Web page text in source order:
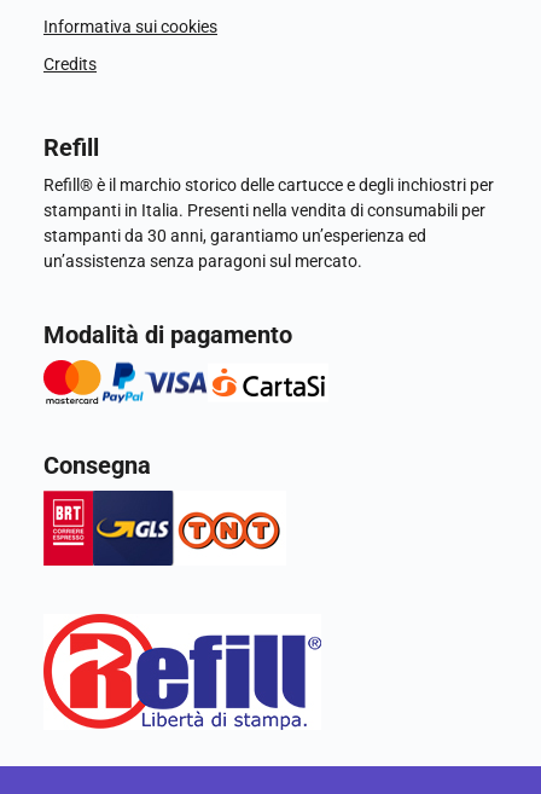
Informativa sui cookies
Credits
Refill
Refill® è il marchio storico delle cartucce e degli inchiostri per
stampanti in Italia. Presenti nella vendita di consumabili per
stampanti da 30 anni, garantiamo un’esperienza ed
un’assistenza senza paragoni sul mercato.
Modalità di pagamento
Consegna